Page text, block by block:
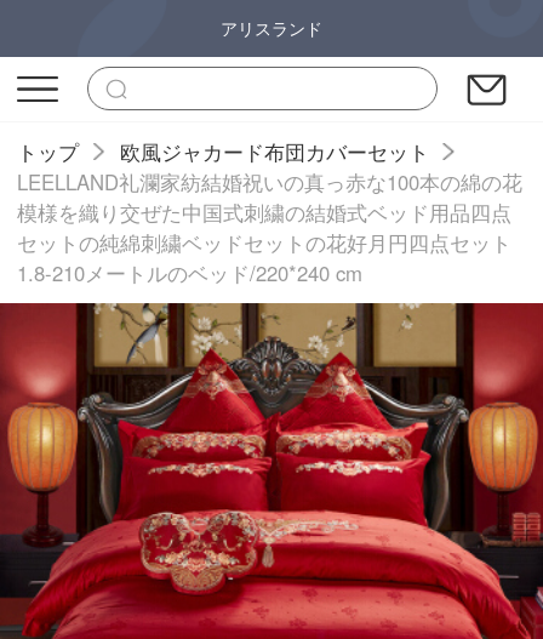
アリスランド
トップ
欧風ジャカード布団カバーセット
LEELLAND礼瀾家紡結婚祝いの真っ赤な100本の綿の花
模様を織り交ぜた中国式刺繍の結婚式ベッド用品四点
セットの純綿刺繍ベッドセットの花好月円四点セット
1.8-210メートルのベッド/220*240 cm